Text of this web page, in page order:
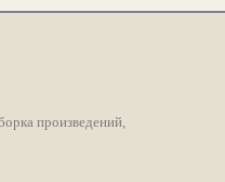
произведений,